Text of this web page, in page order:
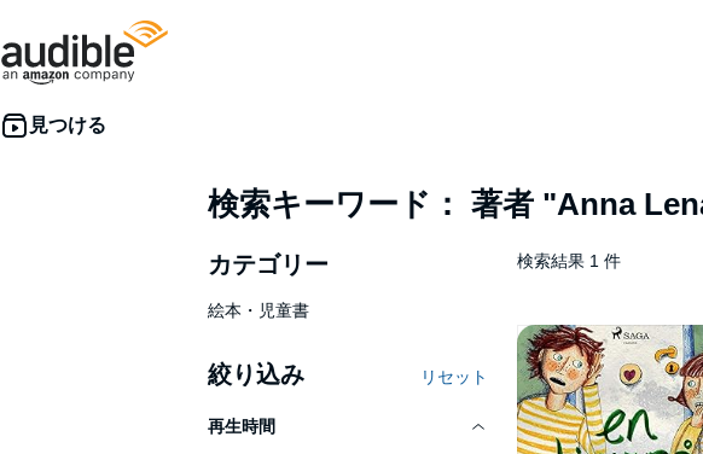
検索キーワード： 著者 "Anna
カテゴリー
絵本・児童書
絞り込み リセット
再生時間
検索結果 1 件